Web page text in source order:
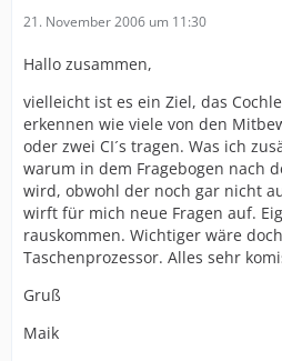
21. November 2006 um 11:30
Hallo zusammen,
vielleicht ist es ein Ziel, das
erkennen wie viele von den
oder zwei CI´s tragen. Was ich
warum in dem Fragebogen nach
wird, obwohl der noch gar nicht
wirft für mich neue Fragen auf.
rauskommen. Wichtiger wäre
Taschenprozessor. Alles sehr
Gruß
Maik